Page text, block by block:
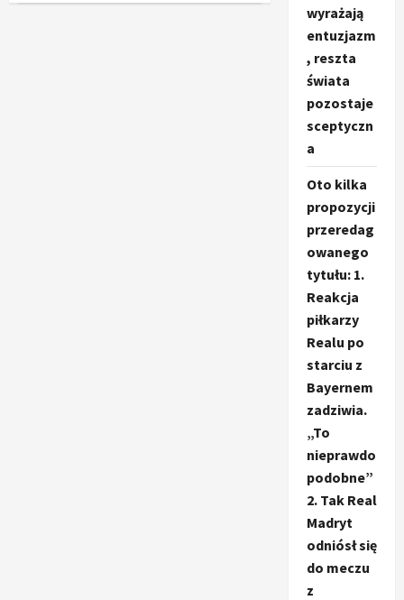
Czy
wyrażają
entuzjazm
, reszta
świata
pozostaje
sceptyczn
a
Oto kilka
propozycji
przeredag
owanego
tytułu: 1.
Reakcja
piłkarzy
Realu po
starciu z
Bayernem
zadziwia.
„To
nieprawdo
podobne”
2. Tak Real
Madryt
odniósł się
do meczu
z